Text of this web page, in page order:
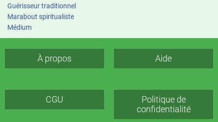
Guérisseur traditionnel
Marabout spiritualiste
Médium
À propos Aide
CGU
Politique de
confidentialité